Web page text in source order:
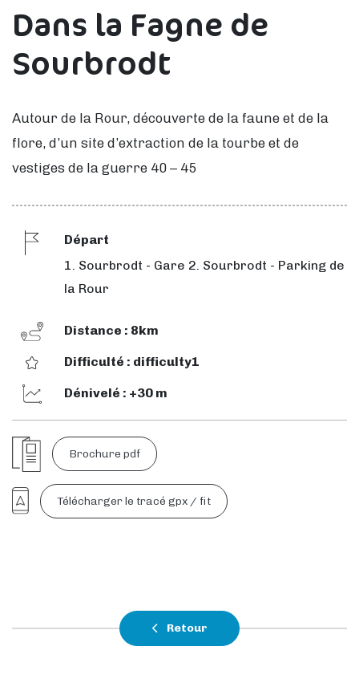
Dans la Fagne de
Sourbrodt
Autour de la Rour, découverte de la faune et de la
flore, d’un site d’extraction de la tourbe et de
vestiges de la guerre 40 – 45
Départ
1. Sourbrodt - Gare 2. Sourbrodt - Parking de
la Rour
Distance : 8km
Difficulté : difficulty1
Dénivelé : +30 m
Brochure pdf
Télécharger le tracé gpx / fit
Retour